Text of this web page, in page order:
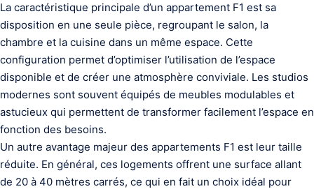
La caractéristique principale d’un appartement F1 est sa
disposition en une seule pièce, regroupant le salon, la
chambre et la cuisine dans un même espace. Cette
configuration permet d’optimiser l’utilisation de l’espace
disponible et de créer une atmosphère conviviale. Les studios
modernes sont souvent équipés de meubles modulables et
astucieux qui permettent de transformer facilement l’espace en
fonction des besoins.
Un autre avantage majeur des appartements F1 est leur taille
réduite. En général, ces logements offrent une surface allant
de 20 à 40 mètres carrés, ce qui en fait un choix idéal pour